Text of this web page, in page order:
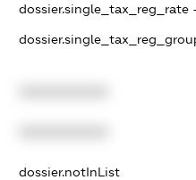
dossier.single_tax_reg_rate
dossier.notInList